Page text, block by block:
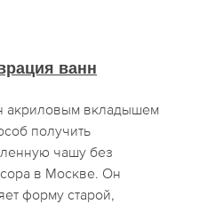
ванн
акриловым вкладышем
получить
чашу без
в Москве. Он
форму старой,